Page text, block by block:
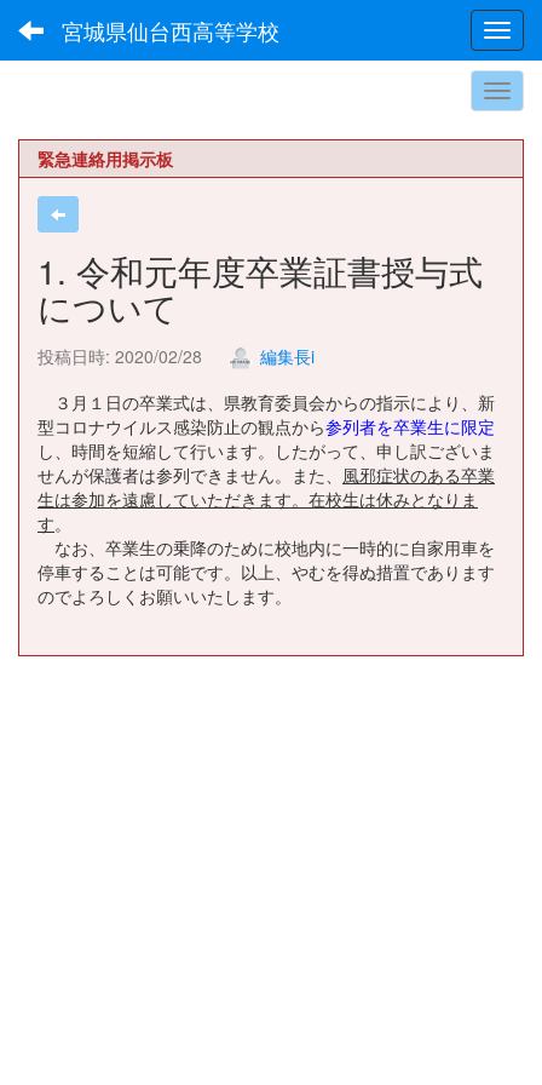
宮城県仙台西高等学校
緊急連絡用掲示板
1. 令和元年度卒業証書授与式
について
投稿日時: 2020/02/28
編集長i
３月１日の卒業式は、県教育委員会からの指示により、新
型コロナウイルス感染防止の観点から参列者を卒業生に限定
し、時間を短縮して行います。したがって、申し訳ございま
せんが保護者は参列できません。また、 風邪症状のある卒業
生は参加を遠慮していただきます。在校生は休みとなりま
す。
なお、卒業生の乗降のために校地内に一時的に自家用車を
停車することは可能です。以上、やむを得ぬ措置であります
のでよろしくお願いいたします。